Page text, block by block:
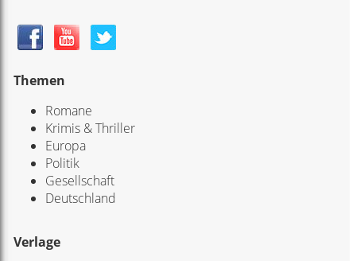
Themen
Romane
Krimis & Thriller
Europa
Politik
Gesellschaft
Deutschland
Verlage